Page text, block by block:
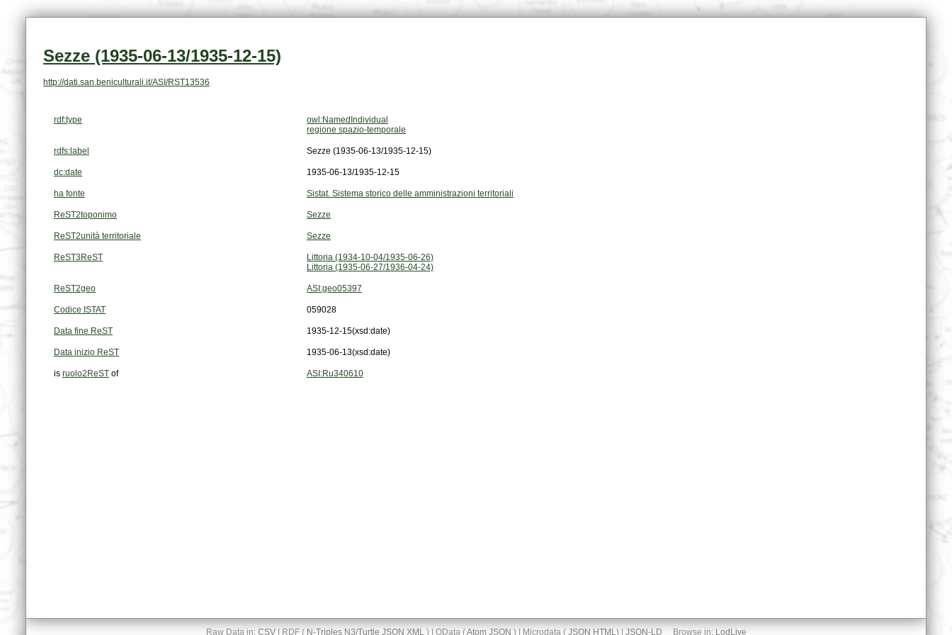
Sezze (1935-06-13/1935-12-15)
http://dati.san.beniculturali.it/ASI/RST13536
rdf:type
owl:NamedIndividual
regione spazio-temporale
rdfs:label Sezze (1935-06-13/1935-12-15)
dc:date 1935-06-13/1935-12-15
ha fonte Sistat. Sistema storico delle amministrazioni territoriali
ReST2toponimo Sezze
ReST2unità territoriale Sezze
ReST3ReST
Littoria (1934-10-04/1935-06-26)
Littoria (1935-06-27/1936-04-24)
ReST2geo ASI:geo05397
Codice ISTAT 059028
Data fine ReST 1935-12-15(xsd:date)
Data inizio ReST 1935-06-13(xsd:date)
is ruolo2ReST of ASI:Ru340610
Raw Data in: CSV| RDF ( N-Triples N3/Turtle JSON XML) | OData (Atom JSON ) | Microdata ( JSON HTML) | JSON-LD Browse in: LodLive